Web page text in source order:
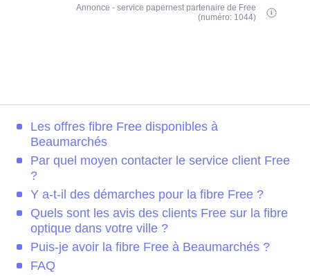
Annonce - service papernest partenaire de Free
(numéro: 1044)
Les offres fibre Free disponibles à
Beaumarchés
Par quel moyen contacter le service client Free
?
Y a-t-il des démarches pour la fibre Free ?
Quels sont les avis des clients Free sur la fibre
optique dans votre ville ?
Puis-je avoir la fibre Free à Beaumarchés ?
FAQ